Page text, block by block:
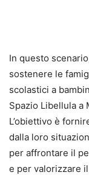
In questo
sostenere le
scolastici a
Spazio Libellula a
L’obiettivo è
dalla loro
per affrontare il
e per valorizzare